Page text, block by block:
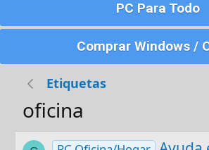
PC Para Todo
Comprar Windows /
Etiquetas
oficina